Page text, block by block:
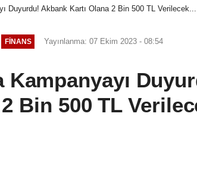
Duyurdu! Akbank Kartı Olana 2 Bin 500 TL Verilecek...
FINANS Yayınlanma: 07 Ekim 2023 - 08:54
Bin 500 TL